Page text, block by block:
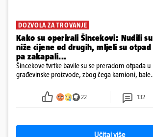
DOZVOLA ZA TROVANJE
Kako su operirali Šincekovi: Nudili su
niže cijene od drugih, mljeli su otpad
pa zakapali...
Šincekove tvrtke bavile su se preradom otpada u
građevinske proizvode, zbog čega kamioni, bale
22 132
Učitaj više